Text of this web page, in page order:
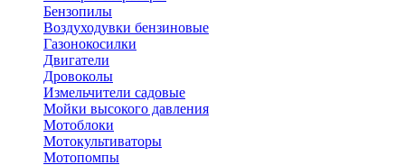
Бензопилы
Воздуходувки бензиновые
Газонокосилки
Двигатели
Дровоколы
Измельчители садовые
Мойки высокого давления
Мотоблоки
Мотокультиваторы
Мотопомпы